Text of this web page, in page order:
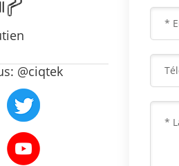
@ciqtek